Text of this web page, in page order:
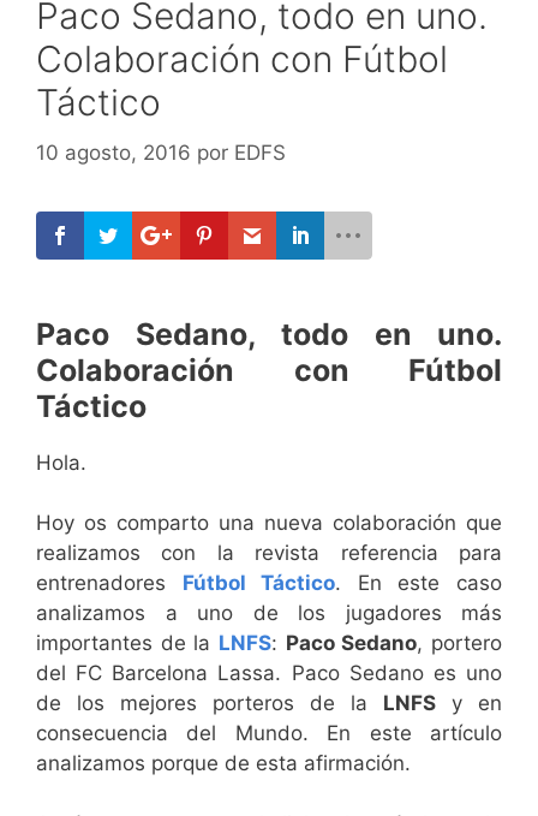
Paco Sedano, todo en uno.
Colaboración con Fútbol
Táctico
10 agosto, 2016 por EDFS
Paco Sedano, todo en uno.
Colaboración con Fútbol
Táctico
Hola.
Hoy os comparto una nueva colaboración que
realizamos con la revista referencia para
entrenadores Fútbol Táctico. En este caso
analizamos a uno de los jugadores más
importantes de la LNFS: Paco Sedano, portero
del FC Barcelona Lassa. Paco Sedano es uno
de los mejores porteros de la LNFS y en
consecuencia del Mundo. En este artículo
analizamos porque de esta afirmación.